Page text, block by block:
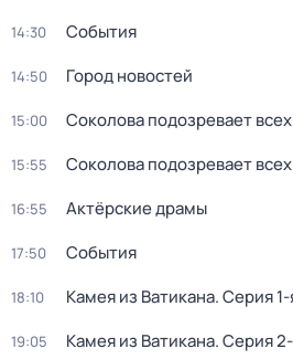
14:30 События
14:50 Город новостей
15:00 Соколова подозревает
15:55 Соколова подозревает
16:55 Актёрские драмы
17:50 События
18:10 Камея из Ватикана. Серия
19:05 Камея из Ватикана. Серия